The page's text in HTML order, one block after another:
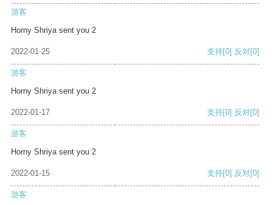
游客
Horny Shriya sent you 2
2022-01-25 支持[0] 反对[0]
游客
Horny Shriya sent you 2
2022-01-17 支持[0] 反对[0]
游客
Horny Shriya sent you 2
2022-01-15 支持[0] 反对[0]
游客